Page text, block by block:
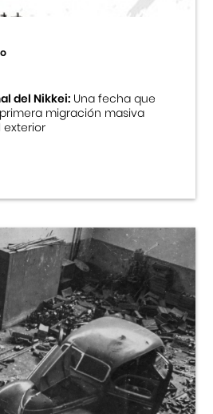
del Nikkei:Una fecha que
migración masiva
exterior